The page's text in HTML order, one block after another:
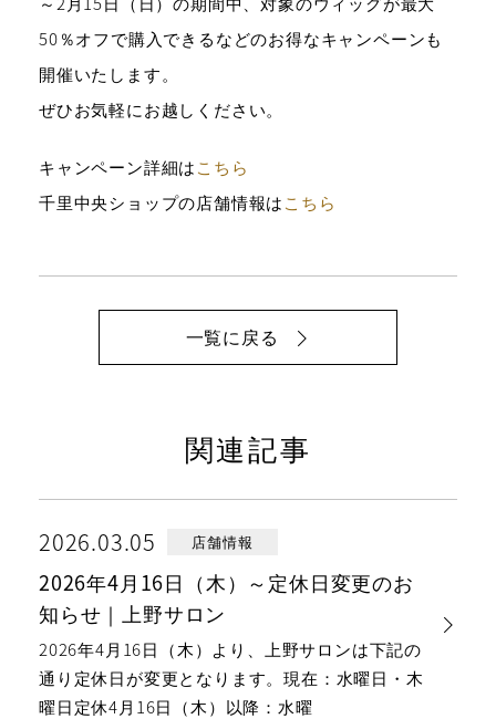
50％オフで購入できるなどのお得なキャンペーンも
開催いたします。
ぜひお気軽にお越しください。
キャンペーン詳細はこちら
千里中央ショップの店舗情報はこちら
一覧に戻る
関連記事
2026.03.05 店舗情報
2026年4月16日（木）～定休日変更のお
知らせ｜上野サロン
2026年4月16日（木）より、上野サロンは下記の
通り定休日が変更となります。現在：水曜日・木
曜日定休4月16日（木）以降：水曜